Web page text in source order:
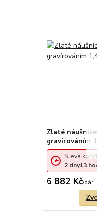
Zlaté
gravírováním
6 882 Kč/pár
Sleva
2 dny13